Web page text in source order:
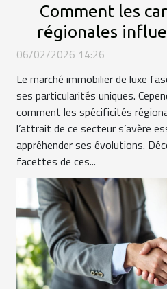
Comment les
régionales
marché
06/02/2026 14:26
Le marché immobilier de luxe
ses particularités uniques.
comment les spécificités
l’attrait de ce secteur s’avère
appréhender ses évolutions.
facettes de ces...